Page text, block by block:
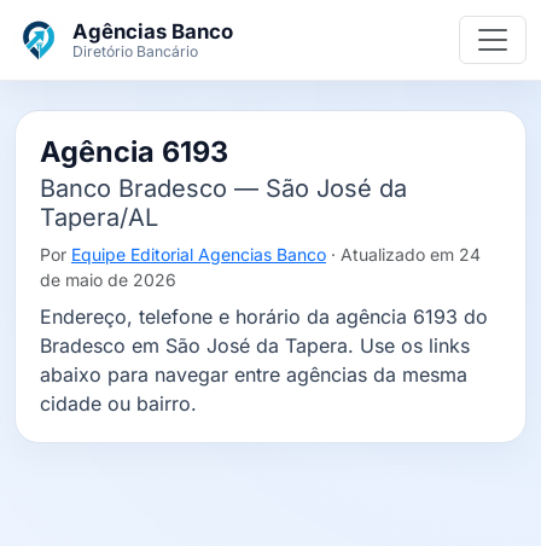
Agências Banco
Diretório Bancário
Agência 6193
Banco Bradesco — São José da
Tapera/AL
Por Equipe Editorial Agencias Banco · Atualizado em 24
de maio de 2026
Endereço, telefone e horário da agência 6193 do
Bradesco em São José da Tapera. Use os links
abaixo para navegar entre agências da mesma
cidade ou bairro.